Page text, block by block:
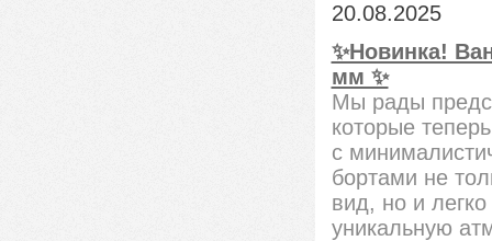
20.08.2025
✨Новинка!
мм ✨
Мы рады
которые
с
бортами не
вид, но и
уникальную